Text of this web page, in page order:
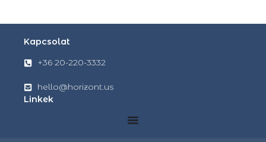
Kapcsolat
+36 20-220-3332
hello@horizont.us
Linkek